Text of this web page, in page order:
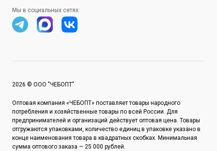
Мы в социальных сетях:
2026 © ООО "ЧЕБОПТ"
Оптовая компания «ЧЕБОПТ» поставляет товары народного
потребления и хозяйственные товары по всей России. Для
предпринимателей и организаций действует оптовая цена. Товары
отгружаются упаковками, количество единиц в упаковке указано в
конце наименования товара в квадратных скобках. Минимальная
сумма оптового заказа — 25 000 рублей.